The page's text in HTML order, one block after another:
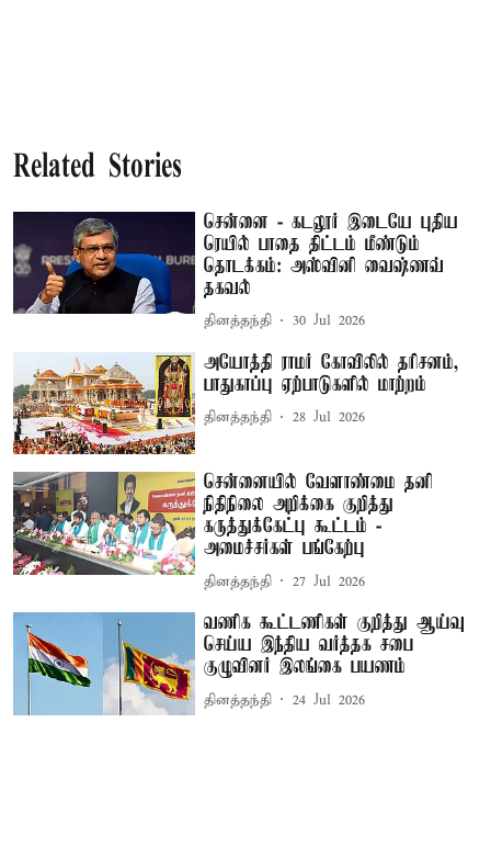
Related Stories
சென்னை - கடலூர் இடையே புதிய
ரெயில் பாதை திட்டம் மீண்டும்
தொடக்கம்: அஸ்வினி வைஷ்ணவ்
தகவல்
தினத்தந்தி 30 Jul 2026
அயோத்தி ராமர் கோவிலில் தரிசனம்,
பாதுகாப்பு ஏற்பாடுகளில் மாற்றம்
தினத்தந்தி 28 Jul 2026
சென்னையில் வேளாண்மை தனி
நிதிநிலை அறிக்கை குறித்து
கருத்துக்கேட்பு கூட்டம் -
அமைச்சர்கள் பங்கேற்பு
தினத்தந்தி 27 Jul 2026
வணிக கூட்டணிகள் குறித்து ஆய்வு
செய்ய இந்திய வர்த்தக சபை
குழுவினர் இலங்கை பயணம்
தினத்தந்தி 24 Jul 2026